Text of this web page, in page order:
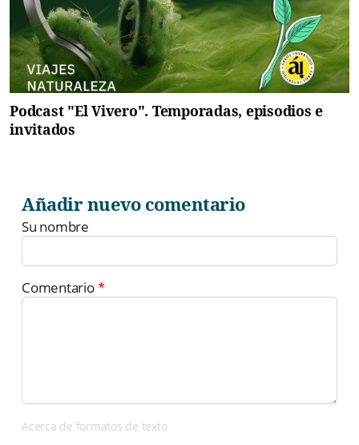
Podcast "El Vivero". Temporadas, episodios e
invitados
Añadir nuevo comentario
Su nombre
Comentario
Acerca de formatos de texto